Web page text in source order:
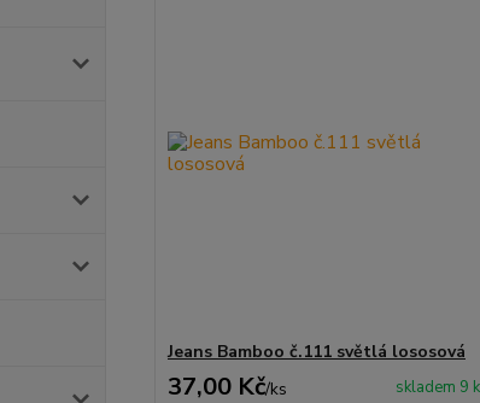
Jeans Bamboo č.111 světlá lososová
37,00 Kč/ks skladem 9